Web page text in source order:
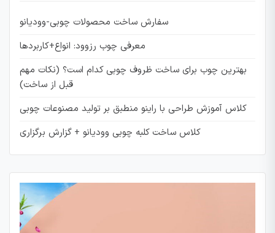
سفارش ساخت محصولات چوبی-وودیانو
معرفی چوب رزوود: انواع+کاربردها
بهترین چوب برای ساخت ظروف چوبی کدام است؟ (نکات مهم
قبل از ساخت)
کلاس آموزش طراحی با راینو منطبق بر تولید مصنوعات چوبی
کلاس ساخت کلبه چوبی وودیانو + گزارش برگزاری